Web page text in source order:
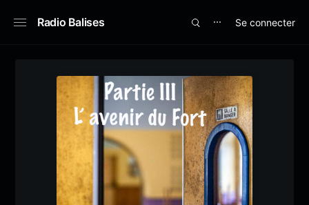
Radio Balises ⋯ Se connecter